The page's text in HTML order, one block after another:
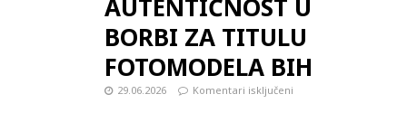
AUTENTIČNOST U
BORBI ZA TITULU
FOTOMODELA BIH
29.06.2026 Komentari isključeni